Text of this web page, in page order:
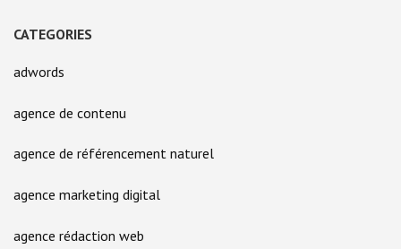
CATEGORIES
adwords
agence de contenu
agence de référencement naturel
agence marketing digital
agence rédaction web